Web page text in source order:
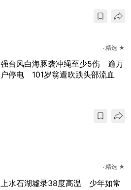
精选 ★
强台风白海豚袭冲绳至少5伤 逾万
户停电 101岁翁遭吹跌头部流血
精选 ★
上水石湖墟录38度高温 少年如常